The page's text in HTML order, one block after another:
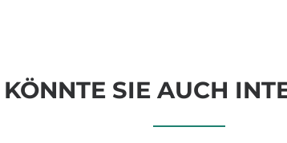
SIE AUCH